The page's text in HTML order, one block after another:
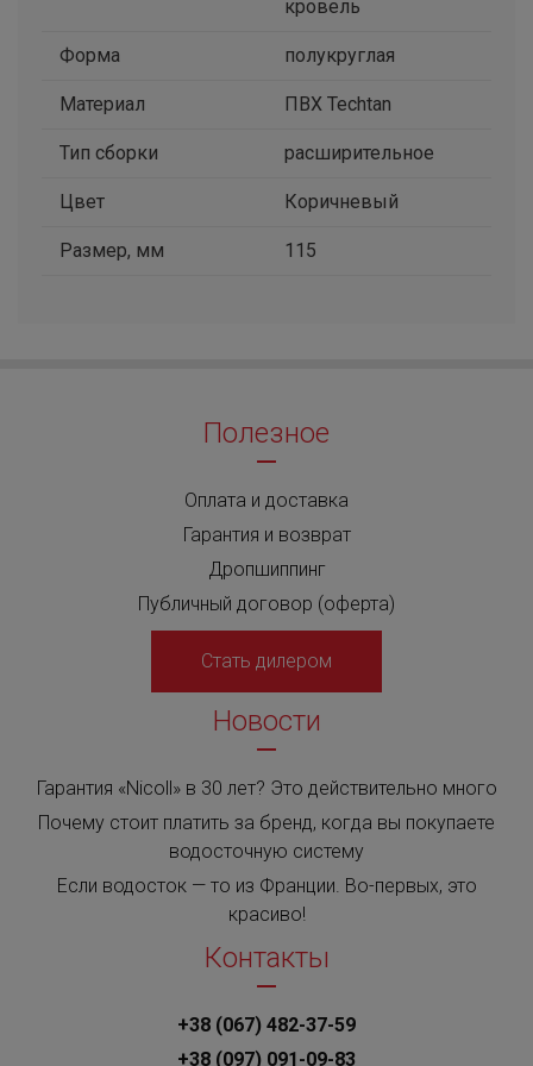
кровель
Форма полукруглая
Материал ПВХ Techtan
Тип сборки расширительное
Цвет Коричневый
Размер, мм 115
Полезное
Оплата и доставка
Гарантия и возврат
Дропшиппинг
Публичный договор (оферта)
Стать дилером
Новости
Гарантия «Nicoll» в 30 лет? Это действительно много
Почему стоит платить за бренд, когда вы покупаете
водосточную систему
Если водосток — то из Франции. Во-первых, это
красиво!
Контакты
+38 (067) 482-37-59
+38 (097) 091-09-83